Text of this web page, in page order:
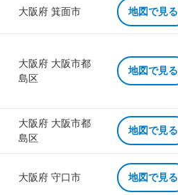
大阪府 箕面市 地図で見る
大阪府 大阪市都
島区
地図で見る
大阪府 大阪市都
島区
地図で見る
大阪府 守口市 地図で見る